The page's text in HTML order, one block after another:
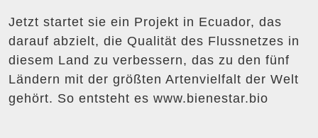
Jetzt startet sie ein Projekt in Ecuador, das
darauf abzielt, die Qualität des Flussnetzes in
diesem Land zu verbessern, das zu den fünf
Ländern mit der größten Artenvielfalt der Welt
gehört. So entsteht es www.bienestar.bio